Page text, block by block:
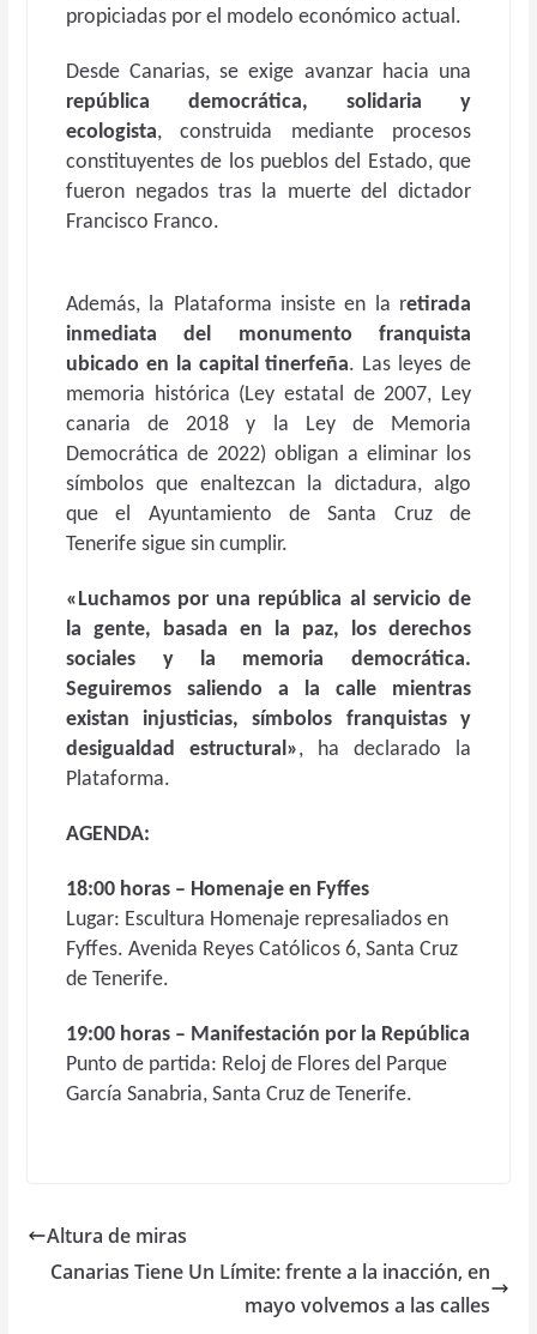
propiciadas por el modelo económico actual.
Desde Canarias, se exige avanzar hacia una
república democrática, solidaria y
ecologista, construida mediante procesos
constituyentes de los pueblos del Estado, que
fueron negados tras la muerte del dictador
Francisco Franco.
Además, la Plataforma insiste en la retirada
inmediata del monumento franquista
ubicado en la capital tinerfeña. Las leyes de
memoria histórica (Ley estatal de 2007, Ley
canaria de 2018 y la Ley de Memoria
Democrática de 2022) obligan a eliminar los
símbolos que enaltezcan la dictadura, algo
que el Ayuntamiento de Santa Cruz de
Tenerife sigue sin cumplir.
«Luchamos por una república al servicio de
la gente, basada en la paz, los derechos
sociales y la memoria democrática.
Seguiremos saliendo a la calle mientras
existan injusticias, símbolos franquistas y
desigualdad estructural», ha declarado la
Plataforma.
AGENDA:
18:00 horas – Homenaje en Fyffes
Lugar: Escultura Homenaje represaliados en
Fyffes. Avenida Reyes Católicos 6, Santa Cruz
de Tenerife.
19:00 horas – Manifestación por la República
Punto de partida: Reloj de Flores del Parque
García Sanabria, Santa Cruz de Tenerife.
Altura de miras
Canarias Tiene Un Límite: frente a la inacción, en
mayo volvemos a las calles